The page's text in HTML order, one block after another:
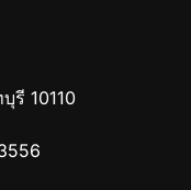
รี 10110